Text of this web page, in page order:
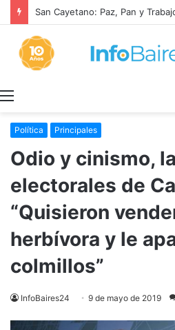
Política Principales
Odio y cinismo,
electorales de
“Quisieron
herbívora y le
colmillos”
InfoBaires24 9 de mayo de 2019